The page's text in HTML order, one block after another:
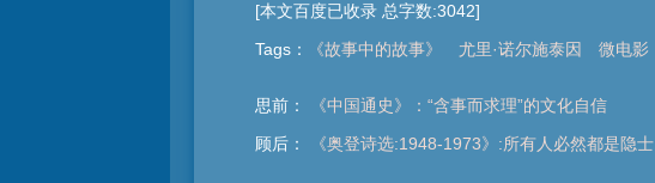
[本文百度已收录 总字数:3042]
Tags ： 《故事中的故事》 尤里·诺尔施泰因 微电影
思前：
《中国通史》：“含事而求理”的文化自信
顾后：
《奥登诗选:1948-1973》:所有人必然都是隐士